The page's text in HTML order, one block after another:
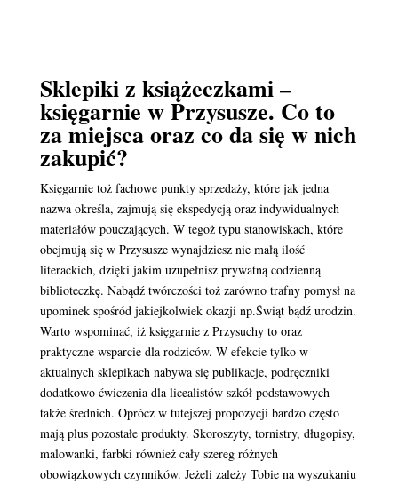
Sklepiki z książeczkami –
księgarnie w Przysusze. Co to
za miejsca oraz co da się w nich
zakupić?
Księgarnie toż fachowe punkty sprzedaży, które jak jedna
nazwa określa, zajmują się ekspedycją oraz indywidualnych
materiałów pouczających. W tegoż typu stanowiskach, które
obejmują się w Przysusze wynajdziesz nie małą ilość
literackich, dzięki jakim uzupełnisz prywatną codzienną
biblioteczkę. Nabądź twórczości toż zarówno trafny pomysł na
upominek spośród jakiejkolwiek okazji np.Świąt bądź urodzin.
Warto wspominać, iż księgarnie z Przysuchy to oraz
praktyczne wsparcie dla rodziców. W efekcie tylko w
aktualnych sklepikach nabywa się publikacje, podręczniki
dodatkowo ćwiczenia dla licealistów szkół podstawowych
także średnich. Oprócz w tutejszej propozycji bardzo często
mają plus pozostałe produkty. Skoroszyty, tornistry, długopisy,
malowanki, farbki również cały szereg różnych
obowiązkowych czynników. Jeżeli zależy Tobie na wyszukaniu